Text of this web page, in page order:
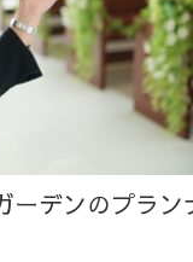
ーデンのプラ